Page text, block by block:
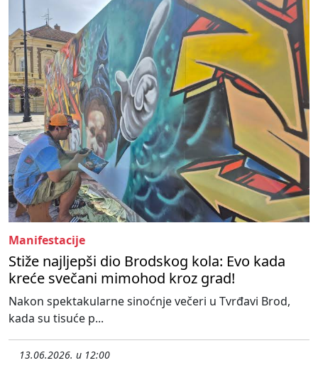
Manifestacije
Stiže najljepši dio Brodskog kola: Evo kada
kreće svečani mimohod kroz grad!
Nakon spektakularne sinoćnje večeri u Tvrđavi Brod,
kada su tisuće p...
13.06.2026. u 12:00